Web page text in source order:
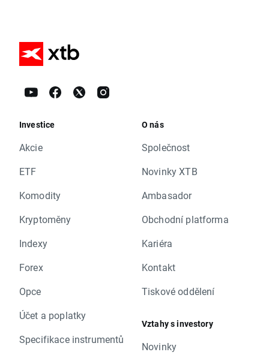
Investice
Akcie
ETF
Komodity
Kryptoměny
Indexy
Forex
Opce
Účet a poplatky
Specifikace instrumentů
O nás
Společnost
Novinky XTB
Ambasador
Obchodní platforma
Kariéra
Kontakt
Tiskové oddělení
Vztahy s investory
Novinky